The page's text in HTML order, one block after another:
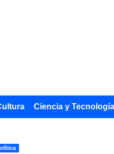
Ciencia y Tecnología